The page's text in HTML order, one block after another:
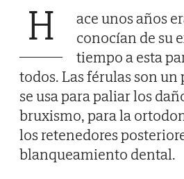
H
ace unos años
conocían de su
tiempo a esta
todos. Las férulas son
se usa para paliar los
bruxismo, para la
los retenedores
blanqueamiento dental.